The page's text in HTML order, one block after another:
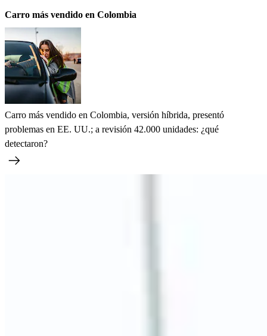
Carro más vendido en Colombia
Carro más vendido en Colombia, versión híbrida, presentó
problemas en EE. UU.; a revisión 42.000 unidades: ¿qué
detectaron?